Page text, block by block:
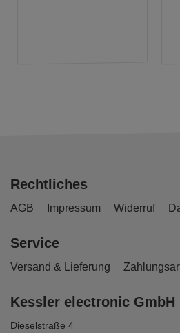
Rechtliches
AGB Impressum Widerruf
Service
Versand & Lieferung
Kessler electronic GmbH
Dieselstraße 4